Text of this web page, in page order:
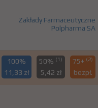
Zakłady Farmaceutyczne
Polpharma SA
100%
11,33 zł
50% (1)
5,42 zł
75+ (2)
bezpł.